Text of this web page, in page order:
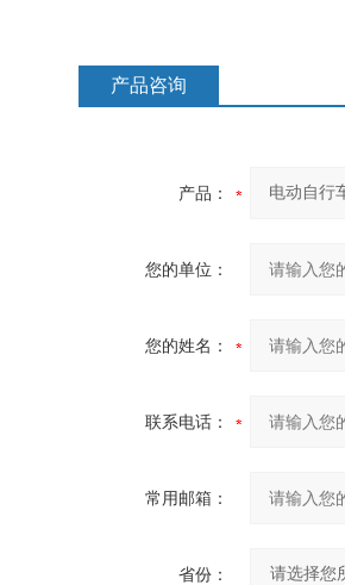
产品咨询
产品：
您的单位：
您的姓名：
联系电话：
常用邮箱：
省份：